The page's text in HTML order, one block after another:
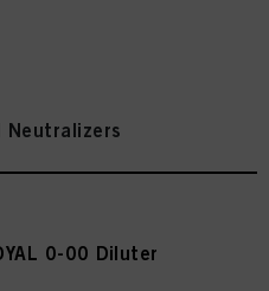
Neutralizers
0-00 Diluter